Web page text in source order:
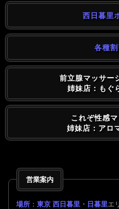
西日暮里
各種割
前立腺マッサー
姉妹店：もぐ
これぞ性感
姉妹店：アロ
営業案内
場所 ： 東京 西日暮里・日暮里エ